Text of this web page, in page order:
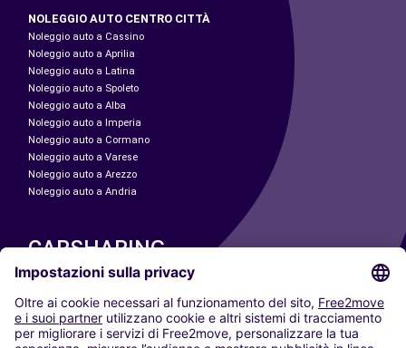
NOLEGGIO AUTO CENTRO CITTÀ
Noleggio auto a Cassino
Noleggio auto a Aprilia
Noleggio auto a Latina
Noleggio auto a Spoleto
Noleggio auto a Alba
Noleggio auto a Imperia
Noleggio auto a Cormano
Noleggio auto a Varese
Noleggio auto a Arezzo
Noleggio auto a Andria
CARSHARING
LE NOSTRE CITTÀ
Paris
Madrid
Washington DC